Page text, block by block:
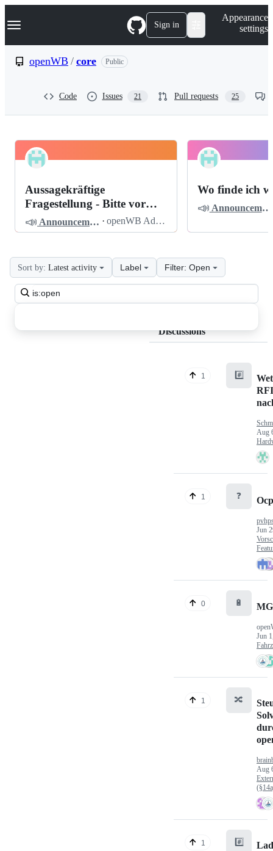
k
p
Navigation Menu Sign in
Appearance
settings
openWB / core Public
Code Issues 21 Pull requests 25
openWB
Discussions
Pinned
Aussagekräftige
Fragestellung - Bitte vor
dem Posten lesen
📣 Announcements · openWB Admin
Wo finde ich
📣 Announcements
Search
all
Sort by: Latest activity Label Filter: Open
Discussions
1 #️⃣
Aug
1 ❓
Jun
0 🔋
Jun
1 🔀
Aug
1 #️⃣